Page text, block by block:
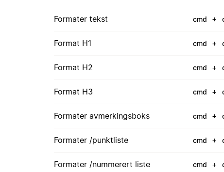
Formater tekst cmd +
Format H1 cmd +
Format H2 cmd +
Format H3 cmd +
Formater avmerkingsboks cmd +
Formater /punktliste cmd +
Formater /nummerert liste cmd +